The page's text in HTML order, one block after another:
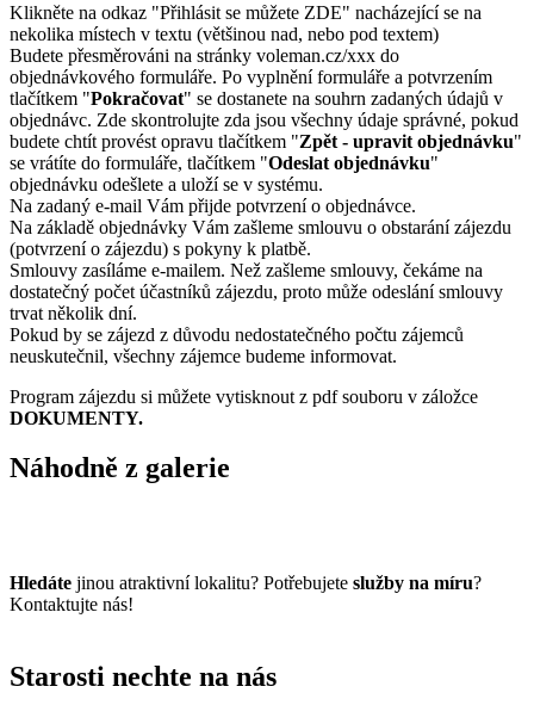
Klikněte na odkaz "Přihlásit se můžete ZDE" nacházející se na
nekolika místech v textu (většinou nad, nebo pod textem)
Budete přesměrováni na stránky voleman.cz/xxx do
objednávkového formuláře. Po vyplnění formuláře a potvrzením
tlačítkem "Pokračovat" se dostanete na souhrn zadaných údajů v
objednávc. Zde skontrolujte zda jsou všechny údaje správné, pokud
budete chtít provést opravu tlačítkem "Zpět - upravit objednávku"
se vrátíte do formuláře, tlačítkem "Odeslat objednávku"
objednávku odešlete a uloží se v systému.
Na zadaný e-mail Vám přijde potvrzení o objednávce.
Na základě objednávky Vám zašleme smlouvu o obstarání zájezdu
(potvrzení o zájezdu) s pokyny k platbě.
Smlouvy zasíláme e-mailem. Než zašleme smlouvy, čekáme na
dostatečný počet účastníků zájezdu, proto může odeslání smlouvy
trvat několik dní.
Pokud by se zájezd z důvodu nedostatečného počtu zájemců
neuskutečnil, všechny zájemce budeme informovat.
Program zájezdu si můžete vytisknout z pdf souboru v záložce
DOKUMENTY.
Náhodně z galerie
Hledáte jinou atraktivní lokalitu? Potřebujete služby na míru?
Kontaktujte nás!
Starosti nechte na nás